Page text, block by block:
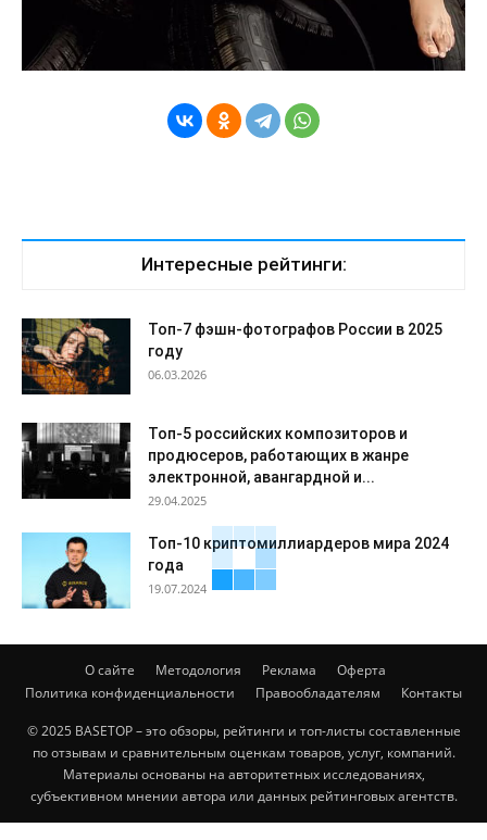
Интересные рейтинги:
Топ-7 фэшн-фотографов России в 2025
году
06.03.2026
Топ-5 российских композиторов и
продюсеров, работающих в жанре
электронной, авангардной и...
29.04.2025
Топ-10 криптомиллиардеров мира 2024
года
19.07.2024
О сайте Методология Реклама
Оферта
Политика конфиденциальности
Правообладателям Контакты
© 2025 BASETOP – это обзоры, рейтинги и топ-листы составленные
по отзывам и сравнительным оценкам товаров, услуг, компаний.
Материалы основаны на авторитетных исследованиях,
субъективном мнении автора или данных рейтинговых агентств.